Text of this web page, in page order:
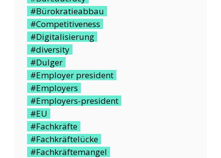
#Bürokratieabbau
#Competitiveness
#Digitalisierung
#diversity
#Dulger
#Employer president
#Employers
#Employers-president
#EU
#Fachkräfte
#Fachkräftelücke
#Fachkräftemangel